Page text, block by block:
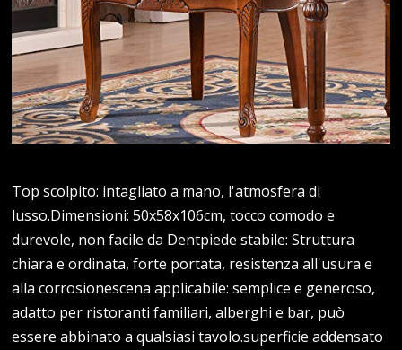
Top scolpito: intagliato a mano, l'atmosfera di
lusso.Dimensioni: 50x58x106cm, tocco comodo e
durevole, non facile da Dentpiede stabile: Struttura
chiara e ordinata, forte portata, resistenza all'usura e
alla corrosionescena applicabile: semplice e generoso,
adatto per ristoranti familiari, alberghi e bar, può
essere abbinato a qualsiasi tavolo.superficie addensato